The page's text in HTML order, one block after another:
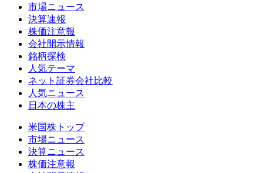
市場ニュース
決算速報
株価注意報
会社開示情報
銘柄探検
人気テーマ
ネット証券会社比較
人気ニュース
日本の株主
米国株トップ
市場ニュース
決算ニュース
株価注意報